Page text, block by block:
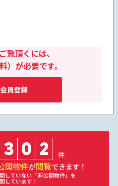
覧頂くには、
）が必要です。
員登録
3 0 2 件
開物件が閲覧できます！
していない「非公開物件」を
しています！